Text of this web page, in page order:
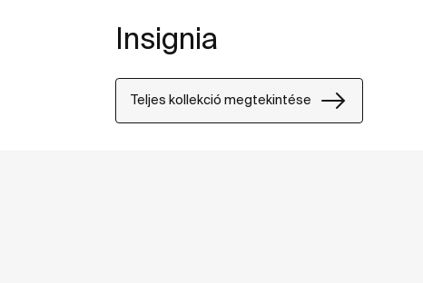
Insignia
Teljes kollekció megtekintése